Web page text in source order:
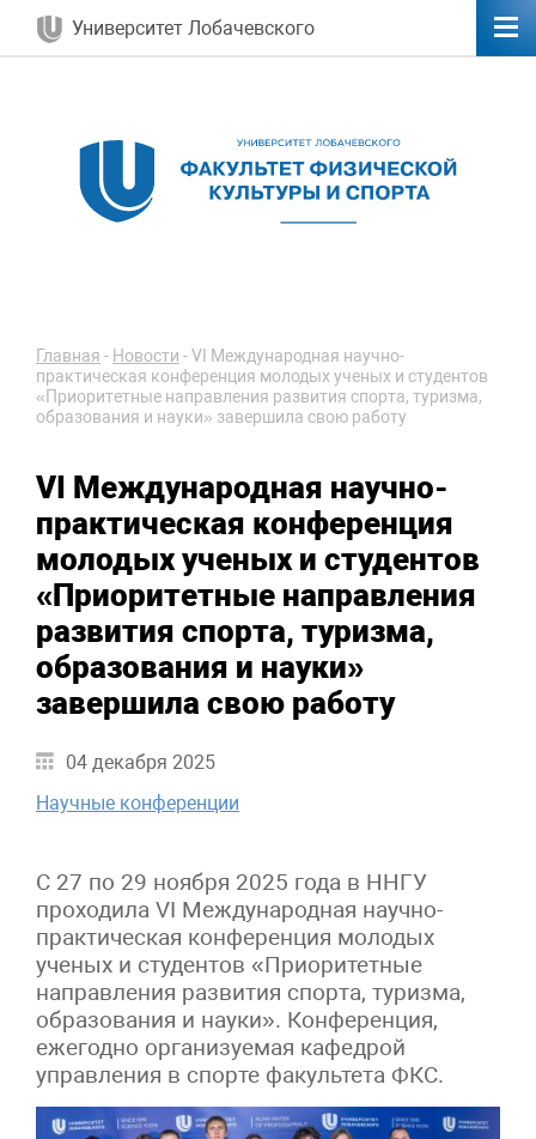
Университет Лобачевского
Главная - Новости -VI Международная научно-
практическая конференция молодых ученых и студентов
«Приоритетные направления развития спорта, туризма,
образования и науки» завершила свою работу
VI Международная научно-
практическая конференция
молодых ученых и студентов
«Приоритетные направления
развития спорта, туризма,
образования и науки»
завершила свою работу
04 декабря 2025
Научные конференции
С 27 по 29 ноября 2025 года в ННГУ
проходила VI Международная научно-
практическая конференция молодых
ученых и студентов «Приоритетные
направления развития спорта, туризма,
образования и науки». Конференция,
ежегодно организуемая кафедрой
управления в спорте факультета ФКС.